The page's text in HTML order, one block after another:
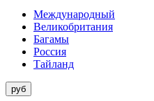
Международный
Великобритания
Багамы
Россия
Тайланд
руб